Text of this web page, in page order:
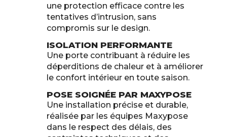
une protection efficace contre les
tentatives d’intrusion, sans
compromis sur le design.
ISOLATION PERFORMANTE
Une porte contribuant à réduire les
déperditions de chaleur et à améliorer
le confort intérieur en toute saison.
POSE SOIGNÉE PAR MAXYPOSE
Une installation précise et durable,
réalisée par les équipes Maxypose
dans le respect des délais, des